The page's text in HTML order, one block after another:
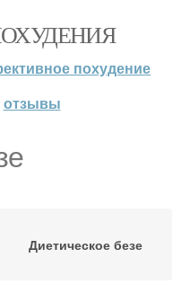
похудение
отзывы
Диетическое безе